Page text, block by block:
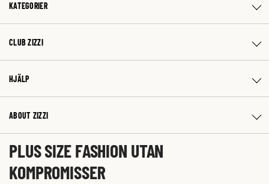
KATEGORIER
CLUB ZIZZI
HJÄLP
ABOUT ZIZZI
PLUS SIZE FASHION UTAN
KOMPROMISSER